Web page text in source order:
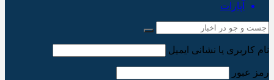
آپارات
نام کاربری یا نشانی ایمیل
رمز عبور